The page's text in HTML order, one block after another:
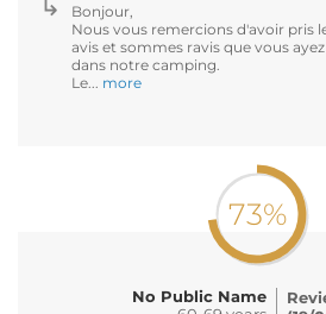
Bonjour,
Nous vous remercions d'avoir pris
avis et sommes ravis que vous
dans notre camping.
Le... more
73%
No Public Name